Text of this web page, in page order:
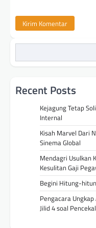
Recent Posts
Kejagung Tetap
Internal
Kisah Marvel Dari
Sinema Global
Mendagri Usulkan
Kesulitan Gaji
Begini Hitung-
Pengacara
Jilid 4 soal